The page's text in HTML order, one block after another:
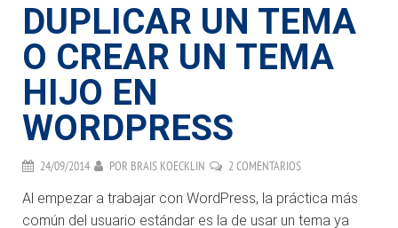
DUPLICAR UN TEMA
O CREAR UN TEMA
HIJO EN
WORDPRESS
24/09/2014 POR BRAIS KOECKLIN 2 COMENTARIOS
Al empezar a trabajar con WordPress, la práctica más
común del usuario estándar es la de usar un tema ya